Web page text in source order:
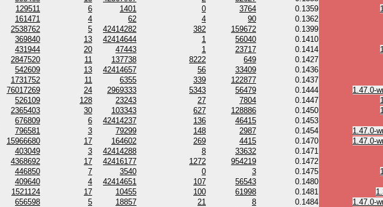
129511 6 1401 0 3764 0.1359
161471 4 62 4 90
0.1362
2538762 5 42414282 382 159672
0.1399
369840 13 42414644 1 56040
0.1410
431944 20 47443 1 23717 0.1414
2847520 11 137738 8222 649
0.1427
542609 13 42414657 56 33409
0.1436
1731752 11 6355 339 122877
0.1437
76017269 24 2969333 5343 56479 0.1444
1.47.0-
526109 128 23243 27 7804 0.1447
2365403 30 103343 627 128886 0.1450
676809 6 42414237 136 46415
0.1453
796581 3 79299 148 2987 0.1454
1.47.0-
15966680 17 164602 269 4415 0.1470
1.47.0-
403049 3 42414288 8 33632
0.1471
4368692 17 42416177 1272 954219
0.1472
446850 7 3540 0 3 0.1475
409640 4 42414651 107 56543
0.1480
1521124 17 10455 100 61998 0.1481
656598 5 18857 21 8 0.1484
1.47.0-